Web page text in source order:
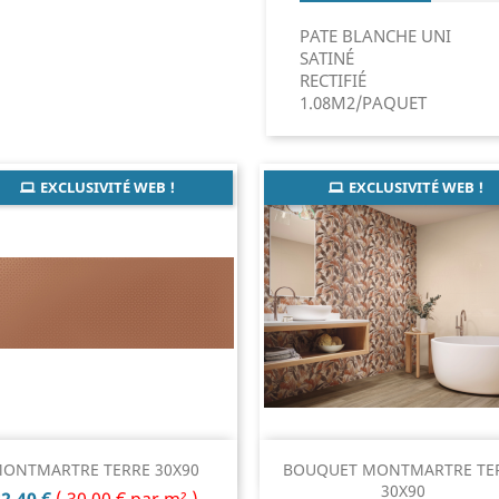
PATE BLANCHE UNI
SATINÉ
RECTIFIÉ
1.08M2/PAQUET
TERRE 30X90
EXCLUSIVITÉ WEB !
Aperçu rapide
BOUQUET MONTMARTRE
30X90
EXCLUSIVITÉ WEB !
Aperçu rapide